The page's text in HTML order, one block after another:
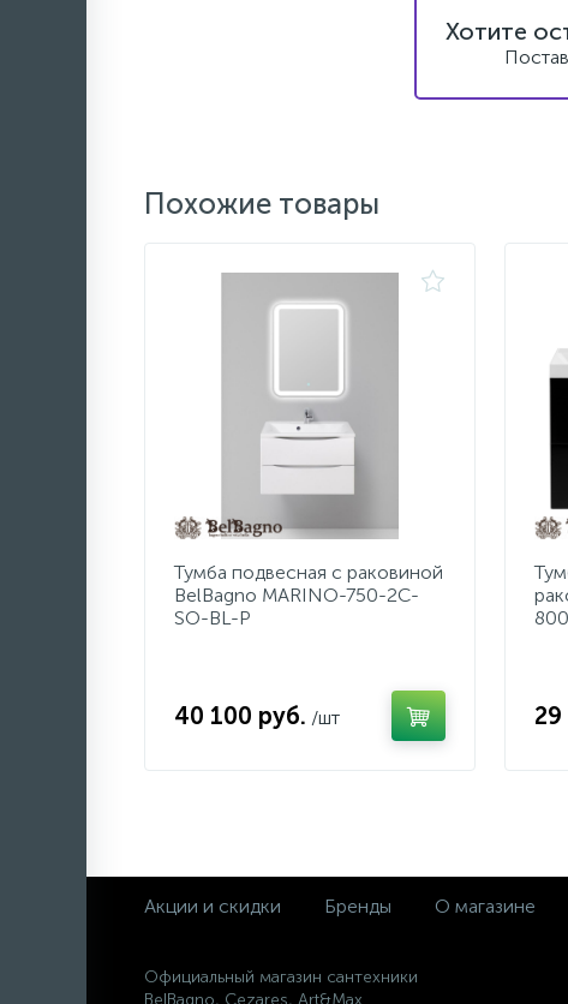
Хотите
Похожие товары
Тумба подвесная с раковиной
BelBagno MARINO-750-2C-
SO-BL-P
40 100 руб. /шт 29
Акции и скидки Бренды О магазине
Официальный магазин сантехники
BelBagno, Cezares, Art&Max.